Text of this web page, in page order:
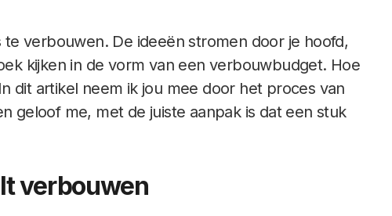
verbouwen. De ideeën stromen door je hoofd,
kijken in de vorm van een verbouwbudget. Hoe
dit artikel neem ik jou mee door het proces van
geloof me, met de juiste aanpak is dat een stuk
verbouwen